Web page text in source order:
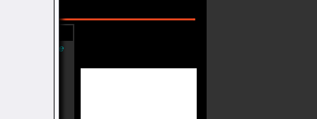
Músicas Online